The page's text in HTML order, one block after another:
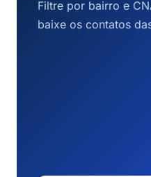
Filtre por bairro e
baixe os contatos